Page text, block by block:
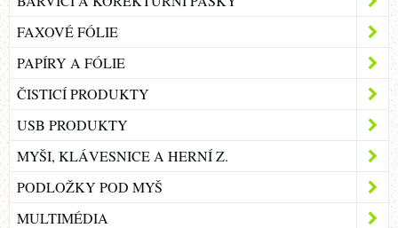
FAXOVÉ FÓLIE
PAPÍRY A FÓLIE
ČISTICÍ PRODUKTY
USB PRODUKTY
MYŠI, KLÁVESNICE A HERNÍ Z.
PODLOŽKY POD MYŠ
MULTIMÉDIA